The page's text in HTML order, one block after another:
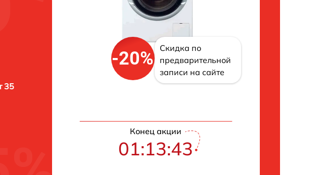
35
-20%
Скидка по
предварительной
записи на сайте
Конец акции
01:13:42